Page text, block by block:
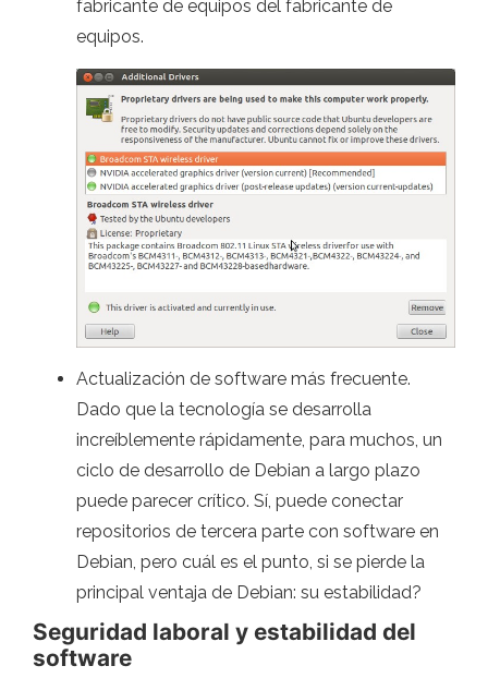
fabricante de equipos del fabricante de
equipos.
Actualización de software más frecuente.
Dado que la tecnología se desarrolla
increíblemente rápidamente, para muchos, un
ciclo de desarrollo de Debian a largo plazo
puede parecer crítico. Sí, puede conectar
repositorios de tercera parte con software en
Debian, pero cuál es el punto, si se pierde la
principal ventaja de Debian: su estabilidad?
Seguridad laboral y estabilidad del
software